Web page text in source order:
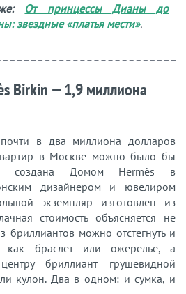
От принцессы Дианы до
звездные «платья мести».
Birkin — 1,9 миллиона
в два миллиона долларов
в Москве можно было бы
создана Домом Hermès в
дизайнером и ювелиром
экземпляр изготовлен из
стоимость объясняется не
бриллиантов можно отстегнуть и
как браслет или ожерелье, а
бриллиант грушевидной
кулон. Два в одном: и сумка, и